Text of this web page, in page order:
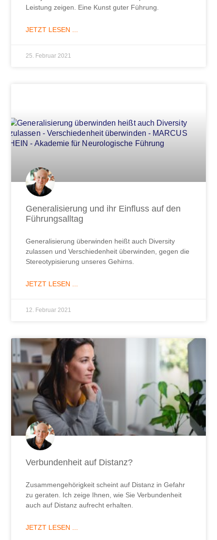
Leistung zeigen. Eine Kunst guter Führung.
JETZT LESEN ...
25. Februar 2021
Generalisierung und ihr Einfluss auf den
Führungsalltag
Generalisierung überwinden heißt auch Diversity
zulassen und Verschiedenheit überwinden, gegen die
Stereotypisierung unseres Gehirns.
JETZT LESEN ...
12. Februar 2021
Verbundenheit auf Distanz?
Zusammengehörigkeit scheint auf Distanz in Gefahr
zu geraten. Ich zeige Ihnen, wie Sie Verbundenheit
auch auf Distanz aufrecht erhalten.
JETZT LESEN ...